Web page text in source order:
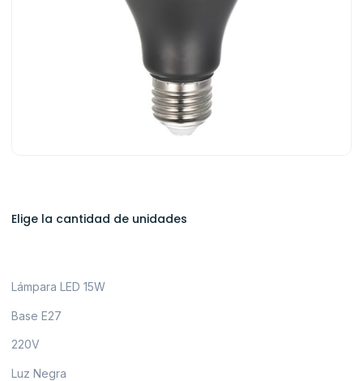
Elige la cantidad de unidades
Lámpara LED 15W
Base E27
220V
Luz Negra